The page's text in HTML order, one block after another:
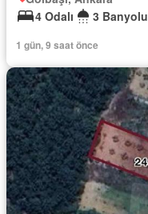
4 Odalı
3 Banyolu
1 gün, 9 saat önce